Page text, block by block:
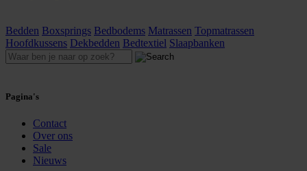
Bedden Boxsprings Bedbodems Matrassen Topmatrassen
Hoofdkussens Dekbedden Bedtextiel Slaapbanken
Pagina's
Contact
Over ons
Sale
Nieuws